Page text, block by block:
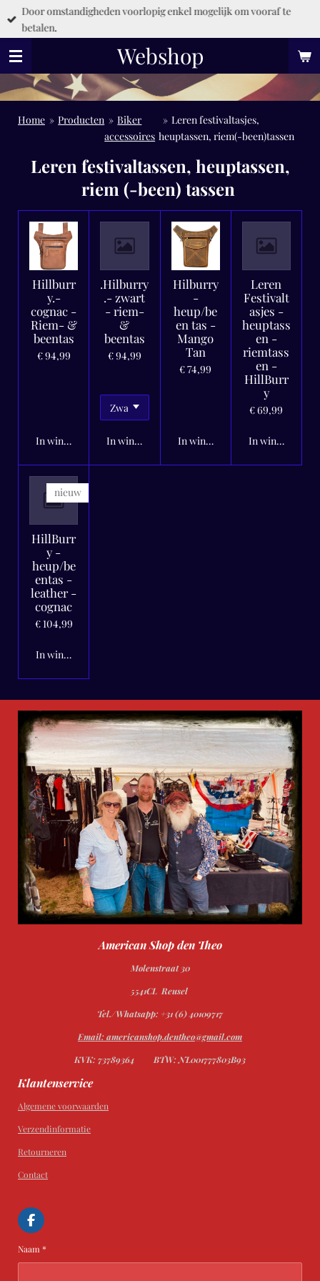
Ga
direct
de
hoofdinhoud
Webshop
Door omstandigheden voorlopig enkel mogelijk om vooraf te
betalen.
Home » Producten » Biker
accessoires
» Leren festivaltasjes,
heuptassen, riem(-been)tassen
Leren festivaltassen, heuptassen,
riem (-been) tassen
Hillburr
y.-
cognac -
Riem- &
beentas
€ 94,99
In winkelwagen
.Hilburry
.- zwart
- riem-
&
beentas
€ 94,99
In winkelwagen
Hilburry
-
heup/be
en tas -
Mango
Tan
€ 74,99
In winkelwagen
Leren
Festivalt
asjes -
heuptass
en -
riemtass
en -
HillBurr
y
€ 69,99
In winkelwagen
nieuw
HillBurr
y -
heup/be
entas -
leather -
cognac
€ 104,99
In winkelwagen
American Shop den Theo
Molenstraat 30
5541CL Reusel
Tel./Whatsapp: +31 (6) 40109717
Email: americanshop.dentheo@gmail.com
KVK: 73789364 BTW: NL001777803B93
Klantenservice
Algemene voorwaarden
Verzendinformatie
Retourneren
Contact
F
a
c
Naam *